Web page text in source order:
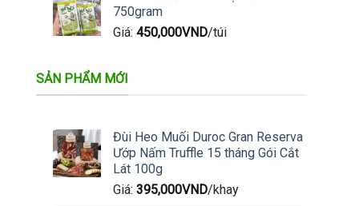
750gram
Giá: 450,000VND/túi
SẢN PHẨM MỚI
Đùi Heo Muối Duroc Gran Reserva
Ướp Nấm Truffle 15 tháng Gói Cắt
Lát 100g
Giá: 395,000VND/khay